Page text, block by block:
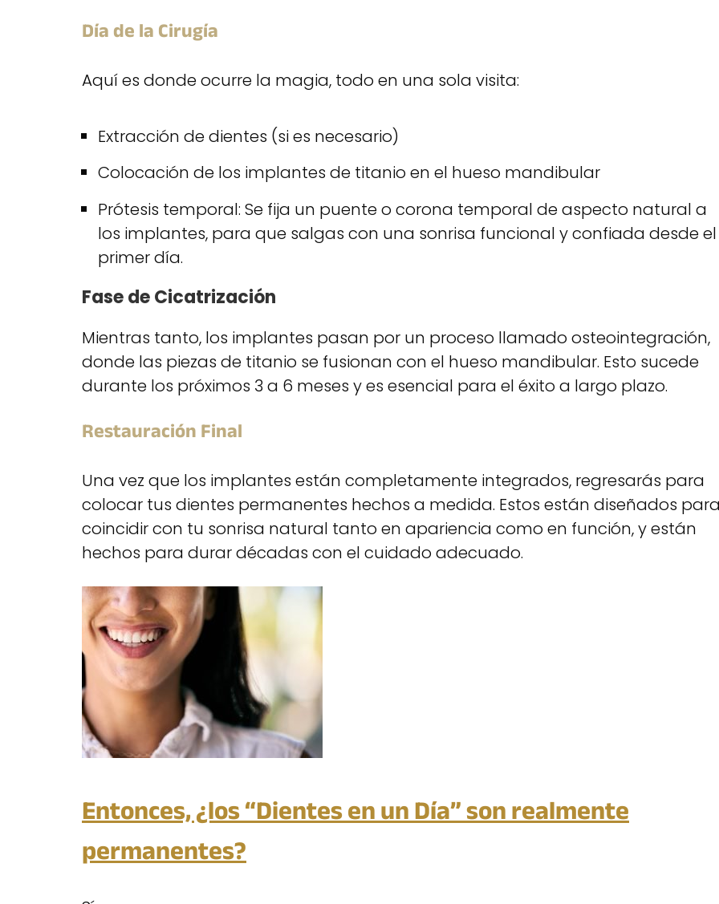
Día de la Cirugía
Aquí es donde ocurre la magia, todo en una sola visita:
Extracción de dientes (si es necesario)
Colocación de los implantes de titanio en el hueso mandibular
Prótesis temporal: Se fija un puente o corona temporal de aspecto natural a
los implantes, para que salgas con una sonrisa funcional y confiada desde el
primer día.
Fase de Cicatrización
Mientras tanto, los implantes pasan por un proceso llamado osteointegración,
donde las piezas de titanio se fusionan con el hueso mandibular. Esto sucede
durante los próximos 3 a 6 meses y es esencial para el éxito a largo plazo.
Restauración Final
Una vez que los implantes están completamente integrados, regresarás para
colocar tus dientes permanentes hechos a medida. Estos están diseñados
coincidir con tu sonrisa natural tanto en apariencia como en función, y están
hechos para durar décadas con el cuidado adecuado.
Entonces, ¿los “Dientes en un Día” son realmente
permanentes?